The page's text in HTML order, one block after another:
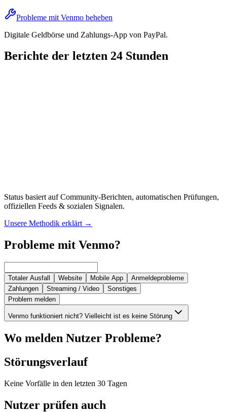
Probleme mit Venmo beheben
Digitale Geldbörse und Zahlungs-App von PayPal.
Berichte der letzten 24 Stunden
Status basiert auf Community-Berichten, automatischen Prüfungen,
offiziellen Feeds & sozialen Signalen.
Unsere Methodik erklärt →
Probleme mit Venmo?
Totaler Ausfall Website Mobile App
Anmeldeprobleme
Zahlungen
Streaming / Video
Sonstiges
Problem melden
Venmo funktioniert nicht? Vielleicht ist es keine Störung
Wo melden Nutzer Probleme?
Störungsverlauf
Keine Vorfälle in den letzten 30 Tagen
Nutzer prüfen auch